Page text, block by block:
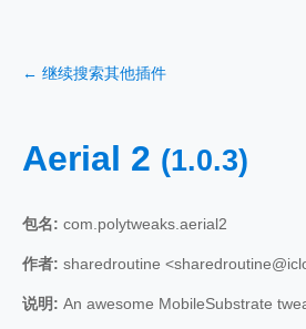
← 继续搜索其他插件
Aerial 2 (1.0.3)
包名: com.polytweaks.aerial2
作者: sharedroutine
说明: An awesome MobileSubstrate